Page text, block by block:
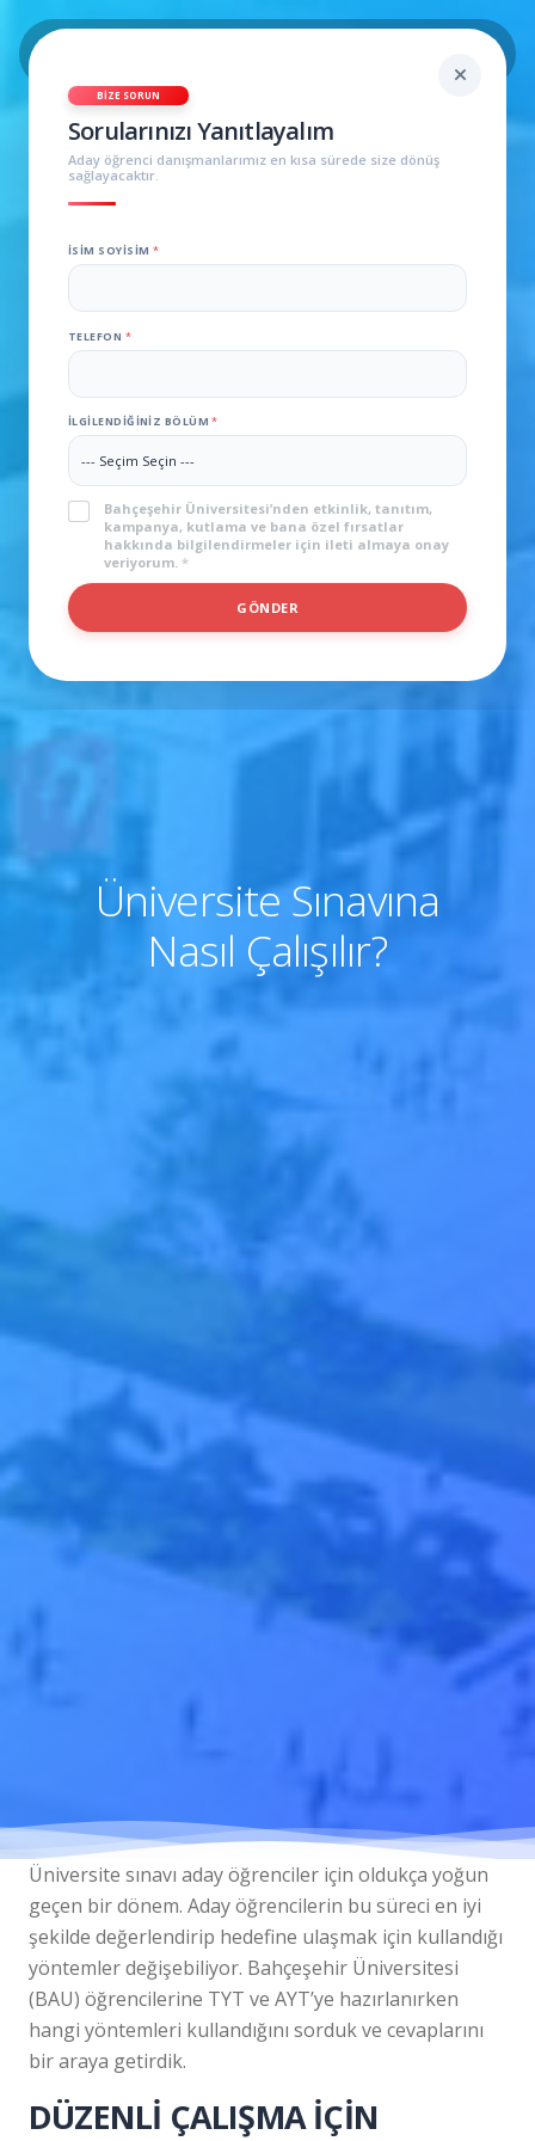
BIZE SORUN
Sorularınızı Yanıtlayalım
Aday öğrenci danışmanlarımız en kısa sürede size dönüş
sağlayacaktır.
İSIM SOYISIM *
TELEFON *
İLGILENDIĞINIZ BÖLÜM*
KVKK*
Bahçeşehir Üniversitesi’nden etkinlik, tanıtım,
kampanya, kutlama ve bana özel fırsatlar
hakkında bilgilendirmeler için ileti almaya onay
veriyorum. *
GÖNDER
Üniversite Sınavına
Nasıl Çalışılır?
Üniversite sınavı aday öğrenciler için oldukça yoğun
geçen bir dönem. Aday öğrencilerin bu süreci en iyi
şekilde değerlendirip hedefine ulaşmak için kullandığı
yöntemler değişebiliyor. Bahçeşehir Üniversitesi
(BAU) öğrencilerine TYT ve AYT’ye hazırlanırken
hangi yöntemleri kullandığını sorduk ve cevaplarını
bir araya getirdik.
DÜZENLİ ÇALIŞMA İÇİN